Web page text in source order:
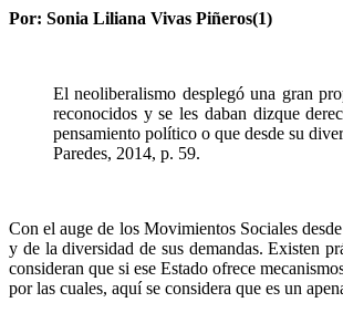
navegación
Por: Sonia Liliana Vivas Piñeros(1)
El neoliberalismo desplegó una gran
reconocidos y se les daban dizque
pensamiento político o que desde su
Paredes, 2014, p. 59.
Con el auge de los Movimientos Sociales
y de la diversidad de sus demandas. Existen
consideran que si ese Estado ofrece
por las cuales, aquí se considera que es un